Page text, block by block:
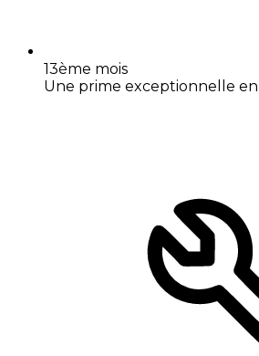
13ème mois
Une prime exceptionnelle en